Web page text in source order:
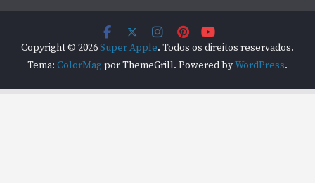
Copyright © 2026Super Apple. Todos os direitos reservados.
Tema: ColorMag por ThemeGrill. Powered byWordPress.